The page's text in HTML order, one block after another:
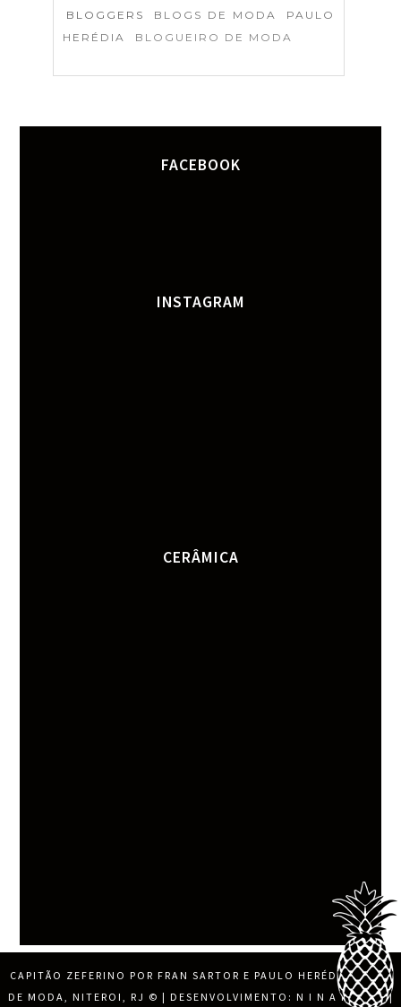
BLOGGERS
BLOGS DE MODA
PAULO
HERÉDIA
BLOGUEIRO DE MODA
FACEBOOK
INSTAGRAM
CERÂMICA
CAPITÃO ZEFERINO POR FRAN SARTOR E PAULO HERÉDIA, BLOG
DE MODA, NITEROI, RJ © | DESENVOLVIMENTO: N I N A M O R E|